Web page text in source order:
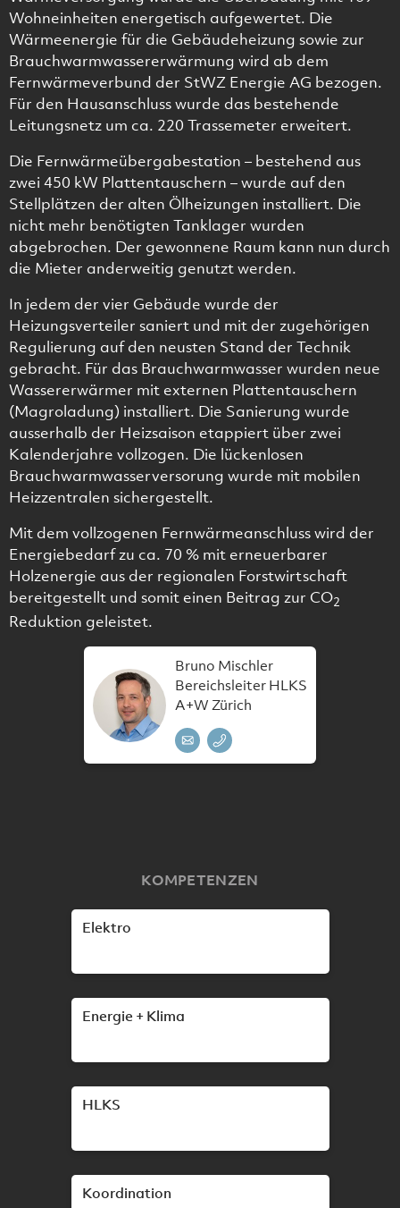
Wohneinheiten energetisch aufgewertet. Die
Wärmeenergie für die Gebäudeheizung sowie zur
Brauchwarmwassererwärmung wird ab dem
Fernwärmeverbund der StWZ Energie AG bezogen.
Für den Hausanschluss wurde das bestehende
Leitungsnetz um ca. 220 Trassemeter erweitert.
Die Fernwärmeübergabestation – bestehend aus
zwei 450 kW Plattentauschern – wurde auf den
Stellplätzen der alten Ölheizungen installiert. Die
nicht mehr benötigten Tanklager wurden
abgebrochen. Der gewonnene Raum kann nun durch
die Mieter anderweitig genutzt werden.
In jedem der vier Gebäude wurde der
Heizungsverteiler saniert und mit der zugehörigen
Regulierung auf den neusten Stand der Technik
gebracht. Für das Brauchwarmwasser wurden neue
Wassererwärmer mit externen Plattentauschern
(Magroladung) installiert. Die Sanierung wurde
ausserhalb der Heizsaison etappiert über zwei
Kalenderjahre vollzogen. Die lückenlosen
Brauchwarmwasserversorung wurde mit mobilen
Heizzentralen sichergestellt.
Mit dem vollzogenen Fernwärmeanschluss wird der
Energiebedarf zu ca. 70 % mit erneuerbarer
Holzenergie aus der regionalen Forstwirtschaft
bereitgestellt und somit einen Beitrag zur CO2
Reduktion geleistet.
Bruno Mischler
Bereichsleiter HLKS
A+W Zürich
KOMPETENZEN
Elektro
Energie + Klima
HLKS
Koordination